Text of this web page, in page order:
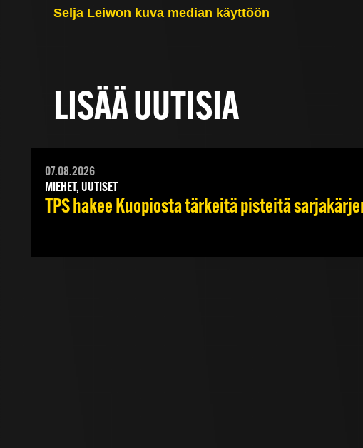
Selja Leiwon kuva median käyttöön
LISÄÄ UUTISIA
07.08.2026
MIEHET, UUTISET
TPS hakee Kuopiosta tärkeitä pisteitä